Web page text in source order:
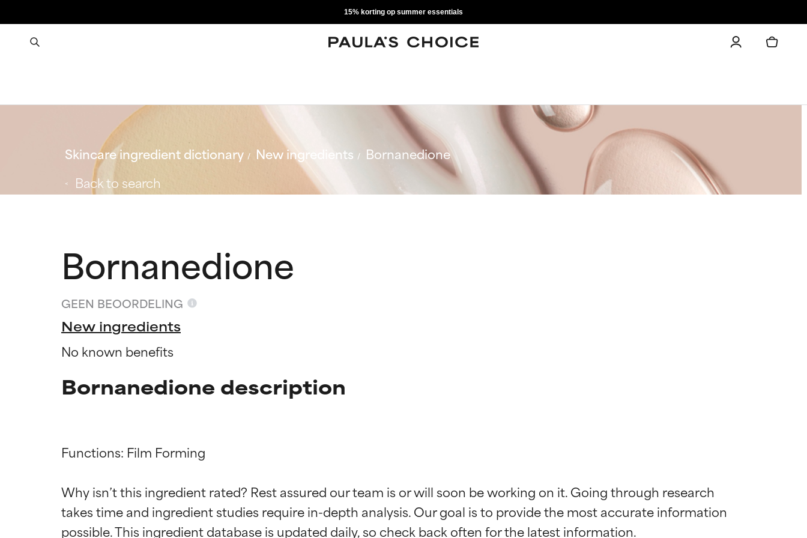
15% korting op summer essentials
Skincare ingredient dictionary New ingredients
Bornanedione
Back to search
Bornanedione
GEEN BEOORDELING
New ingredients
No known benefits
Bornanedione description
Functions: Film Forming
Why isn’t this ingredient rated? Rest assured our team is or will soon be working on it. Going through research
takes time and ingredient studies require in-depth analysis. Our goal is to provide the most accurate information
Beoordelingen van ingrediënten
BESTE
Beoordelingen van ingrediënten
BESTE